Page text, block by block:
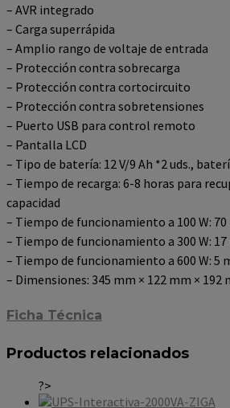
– AVR integrado
– Carga superrápida
– Amplio rango de voltaje de entrada
– Protección contra sobrecarga
– Protección contra cortocircuito
– Protección contra sobretensiones
– Puerto USB para control remoto
– Pantalla LCD
– Tipo de batería: 12 V/9 Ah *2 uds.,
– Tiempo de recarga: 6-8 horas para
capacidad
– Tiempo de funcionamiento a 100 W:
– Tiempo de funcionamiento a 300 W:
– Tiempo de funcionamiento a 600 W: 5
– Dimensiones: 345 mm × 122 mm × 192
Ficha Técnica
Productos relacionados
?>